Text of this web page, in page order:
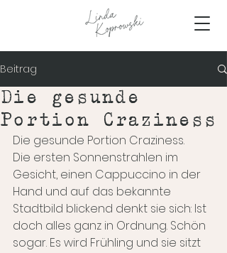
Beitrag
Die gesunde
Portion Craziness
Die gesunde Portion Craziness.
Die ersten Sonnenstrahlen im
Gesicht, einen Cappuccino in der
Hand und auf das bekannte
Stadtbild blickend denkt sie sich: Ist
doch alles ganz in Ordnung. Schön
sogar. Es wird Frühling und sie sitzt